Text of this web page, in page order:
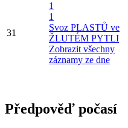
31
1
1
Svoz PLASTŮ ve
ŽLUTÉM PYTLI
Zobrazit všechny
záznamy ze dne
Předpověď počasí